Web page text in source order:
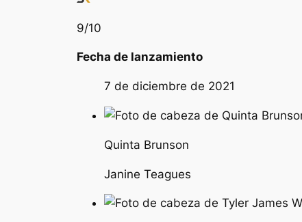
9/10
Fecha de lanzamiento
7 de diciembre de 2021
Quinta Brunson
Janine Teagues